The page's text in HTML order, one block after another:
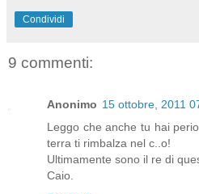
Condividi
9 commenti:
Anonimo 15 ottobre, 2011
Leggo che anche tu hai
terra ti rimbalza nel c..o!
Ultimamente sono il re di
Caio.